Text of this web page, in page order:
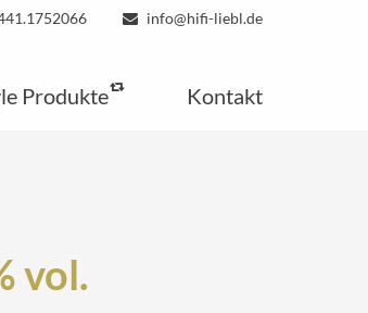
info@hifi-liebl.de
Produkte Kontakt
vol.